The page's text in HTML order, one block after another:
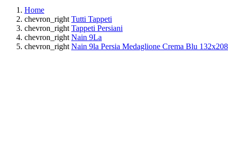
Home
chevron_right Tutti Tappeti
chevron_right Tappeti Persiani
chevron_right Nain 9La
chevron_right Nain 9la Persia Medaglione Crema Blu